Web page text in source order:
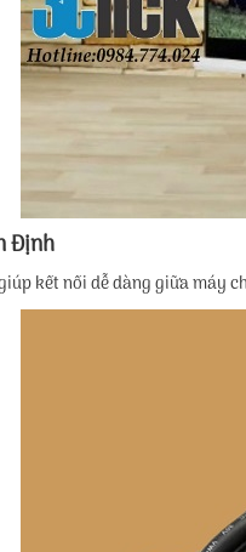
Định
kết nối dễ dàng giữa máy